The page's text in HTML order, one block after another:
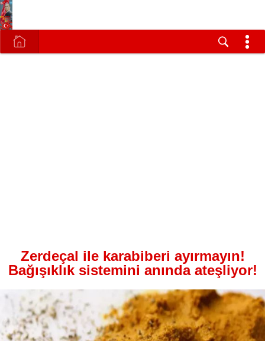
Zerdeçal ile karabiberi ayırmayın!
Bağışıklık sistemini anında ateşliyor!